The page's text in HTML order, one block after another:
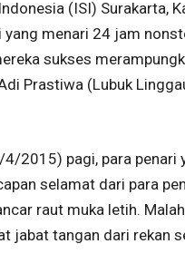
(ISI) Surakarta,
yang menari 24 jam
sukses
Prastiwa (Lubuk
2015) pagi, para penari
selamat dari para
raut muka letih.
jabat tangan dari rekan